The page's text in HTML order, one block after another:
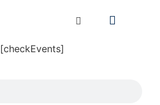
[checkEvents]